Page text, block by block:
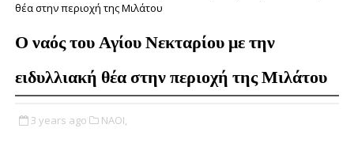
θέα στην περιοχή της Μιλάτου
Ο ναός του Αγίου Νεκταρίου με την
ειδυλλιακή θέα στην περιοχή της Μιλάτου
3 years ago ΝΑΟΙ,